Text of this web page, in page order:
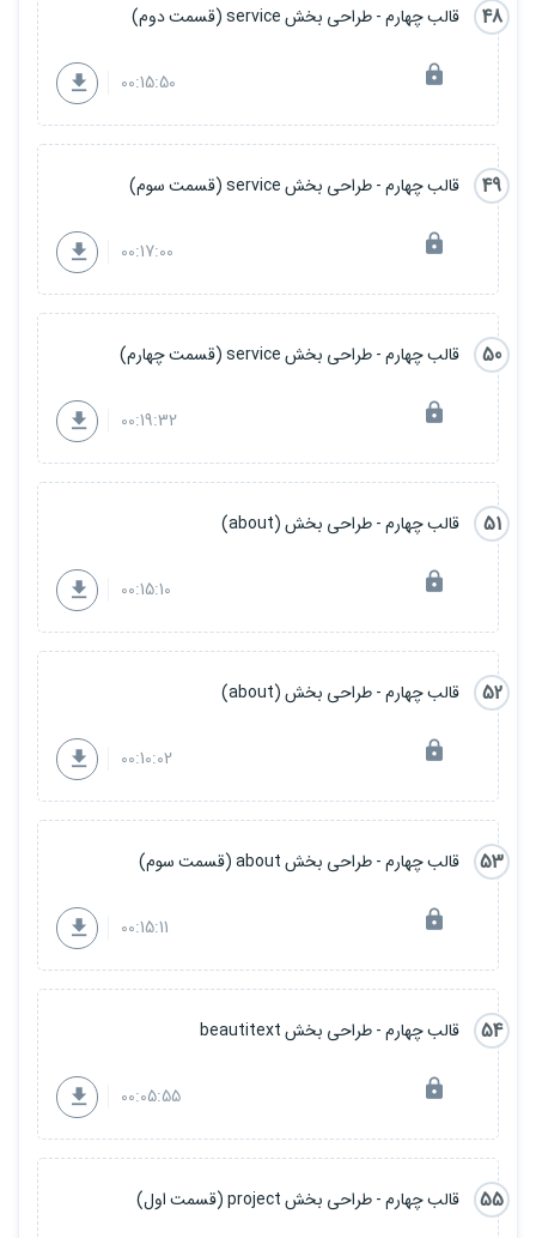
48 قالب چهارم - طراحی بخش service (قسمت دوم)
00:15:50
49 قالب چهارم - طراحی بخش service (قسمت سوم)
00:17:00
50 قالب چهارم - طراحی بخش service (قسمت چهارم)
00:19:32
51 قالب چهارم - طراحی بخش (about)
00:15:10
52 قالب چهارم - طراحی بخش (about)
00:10:02
53 قالب چهارم - طراحی بخش about (قسمت سوم)
00:15:11
54 قالب چهارم - طراحی بخش beautitext
00:05:55
55 قالب چهارم - طراحی بخش project (قسمت اول)